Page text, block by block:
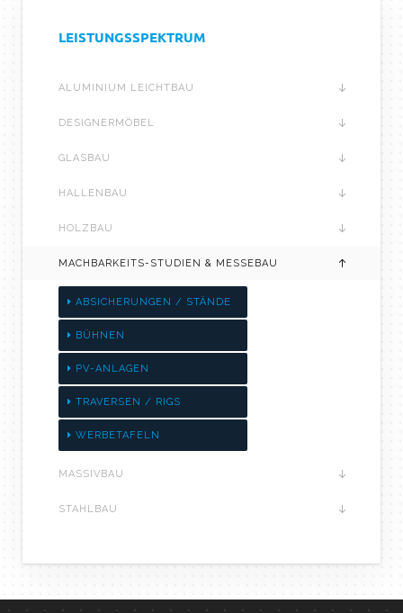
LEISTUNGSSPEKTRUM
ALUMINIUM LEICHTBAU
DESIGNERMÖBEL
GLASBAU
HALLENBAU
HOLZBAU
MACHBARKEITS-STUDIEN & MESSEBAU
ABSICHERUNGEN / STÄNDE
BÜHNEN
PV-ANLAGEN
TRAVERSEN / RIGS
WERBETAFELN
MASSIVBAU
STAHLBAU